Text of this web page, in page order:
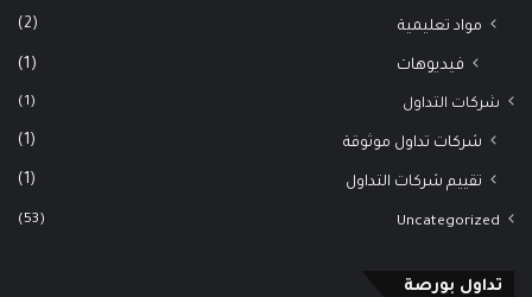
مواد تعليمية (2)
فيديوهات (1)
شركات التداول (1)
شركات تداول موثوقة (1)
تقييم شركات التداول (1)
Uncategorized
(53)
تداول بورصة